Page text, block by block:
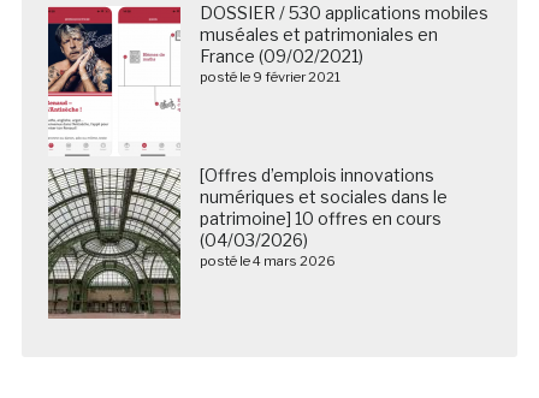
DOSSIER / 530 applications mobiles
muséales et patrimoniales en
France (09/02/2021)
posté le 9 février 2021
[Offres d’emplois innovations
numériques et sociales dans le
patrimoine] 10 offres en cours
(04/03/2026)
posté le 4 mars 2026